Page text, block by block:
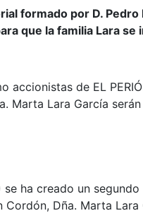
formado por D.
que la familia Lara
de EL
Marta Lara García
ha creado un
Dña. Marta